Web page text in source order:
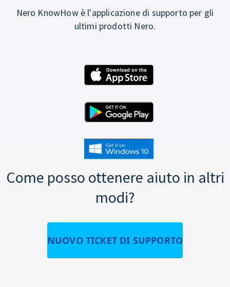
Nero KnowHow è l'applicazione di supporto per gli
ultimi prodotti Nero.
Come posso ottenere aiuto in altri
modi?
NUOVO TICKET DI SUPPORTO